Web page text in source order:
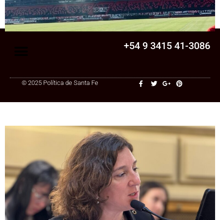
cambia?
+54 9 3415 41-3086
© 2025 Política de Santa Fe